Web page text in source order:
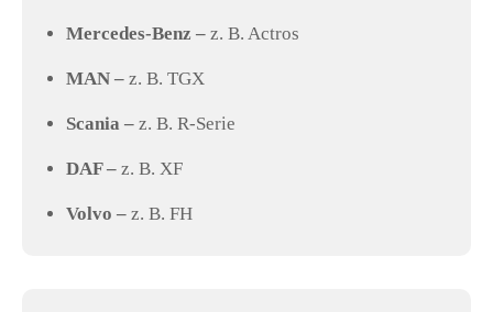
Mercedes-Benz – z. B. Actros
MAN – z. B. TGX
Scania – z. B. R-Serie
DAF – z. B. XF
Volvo – z. B. FH